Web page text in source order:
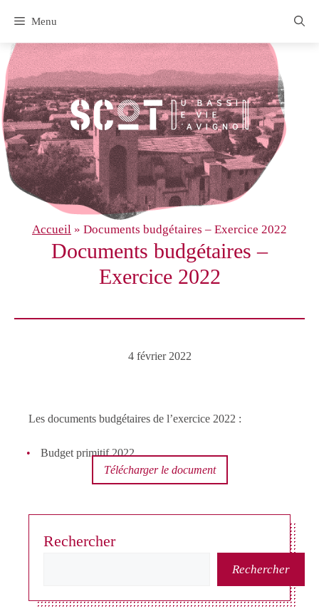
contenu
Menu
Accueil » Documents budgétaires – Exercice 2022
Documents budgétaires –
Exercice 2022
4 février 2022
Les documents budgétaires de l’exercice 2022 :
Budget primitif 2022
Télécharger le document
Rechercher
Rechercher